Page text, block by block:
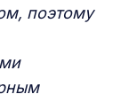
поэтому